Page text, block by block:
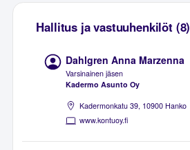
Hallitus ja vastuuhenkilöt (8)
Dahlgren Anna Marzenna
Varsinainen jäsen
Kadermo Asunto Oy
Kadermonkatu 39, 10900 Hanko
www.kontuoy.fi